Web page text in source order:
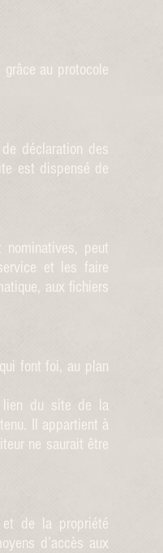
au protocole
déclaration des
est dispensé de
peut
et les faire
aux fichiers
font foi, au plan
lien du site de la
Il appartient à
ne saurait être
et de la propriété
d’accès aux